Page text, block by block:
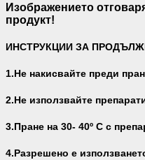
Изображението
продукт!
ИНСТРУКЦИИ ЗА
1.Не накисвайте преди
2.Не използвайте
3.Пране на 30- 40º С с
4.Разрешено е